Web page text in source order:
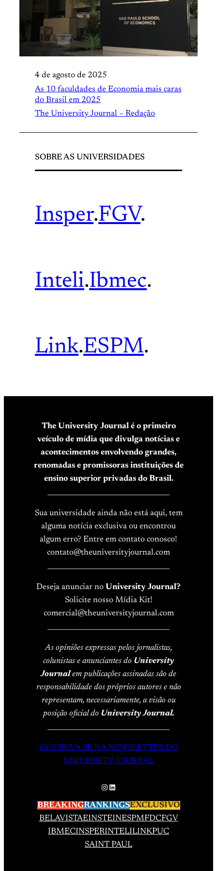
4 de agosto de 2025
As 10 faculdades de Economia mais caras
do Brasil em 2025
The University Journal – Redação
SOBRE AS UNIVERSIDADES
Insper.FGV.
Inteli.Ibmec.
Link.ESPM.
The University Journal é o primeiro
veículo de mídia que divulga notícias e
acontecimentos envolvendo grandes,
renomadas e promissoras instituições de
ensino superior privadas do Brasil.
Sua universidade ainda não está aqui, tem
alguma notícia exclusiva ou encontrou
algum erro? Entre em contato conosco!
contato@theuniversityjournal.com
Deseja anunciar no University Journal?
Solicite nosso Mídia Kit!
comercial@theuniversityjournal.com
As opiniões expressas pelos jornalistas,
colunistas e anunciantes do University
Journalem publicações assinadas são de
responsabilidade dos próprios autores e não
representam, necessariamente, a visão ou
posição oficial do University Journal.
INSCREVA-SE NA NEWSLETTER DO
UNIVERSITY JOURNAL
Instagram
LinkedIn
BREAKINGRANKINGSEXCLUSIVO
BELAVISTAEINSTEINESPMFDCFGV
IBMECINSPERINTELILINKPUC
SAINT PAUL